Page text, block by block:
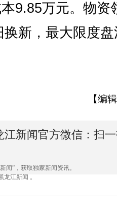
9.85万元。物资
新，最大限度
【编
江新闻官方微信：扫
闻”，获取独家新闻资讯。
江新闻 。